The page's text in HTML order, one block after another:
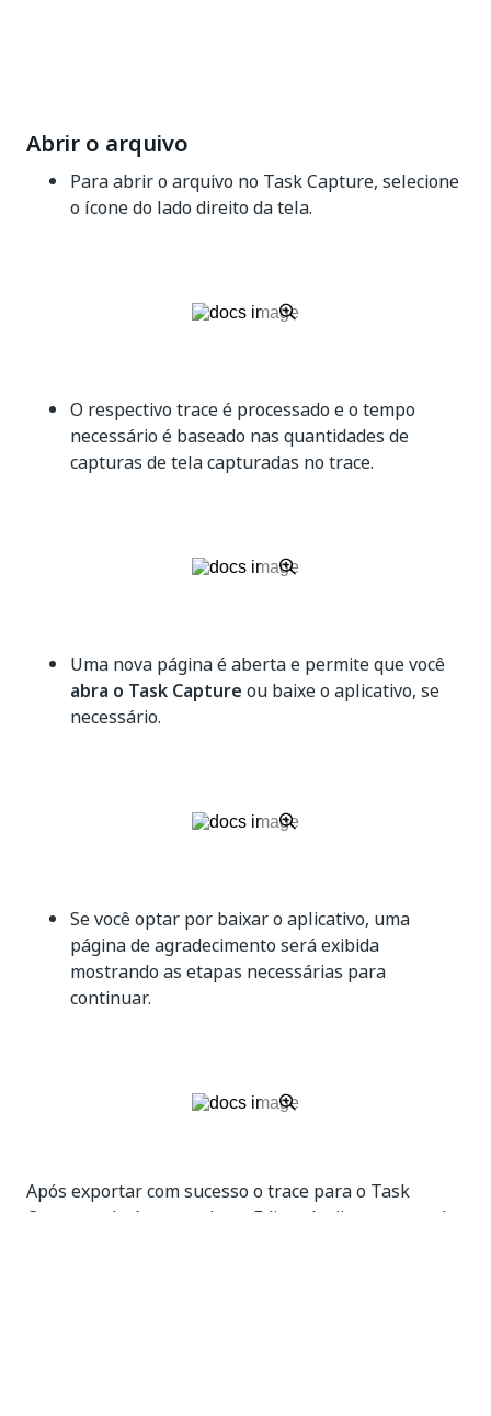
Abrir o arquivo
Para abrir o arquivo no Task Capture, selecione
o ícone do lado direito da tela.
O respectivo trace é processado e o tempo
necessário é baseado nas quantidades de
capturas de tela capturadas no trace.
Uma nova página é aberta e permite que você
abra o Task Capture ou baixe o aplicativo, se
necessário.
Se você optar por baixar o aplicativo, uma
página de agradecimento será exibida
mostrando as etapas necessárias para
continuar.
Após exportar com sucesso o trace para o Task
Capture, ele é mostrado no Editor de diagrama, onde